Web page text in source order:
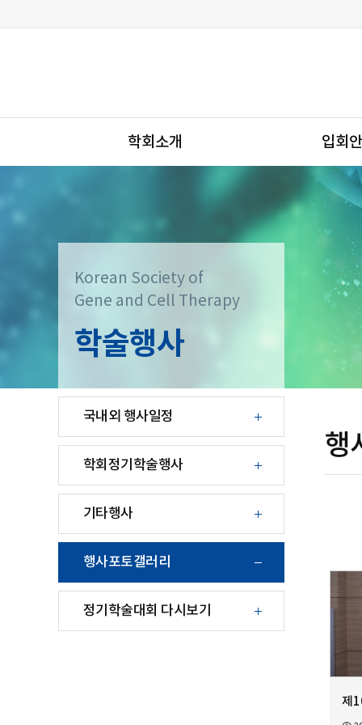
학회소개 입회
Korean Society of
Gene and Cell Therapy
학술행사
국내외 행사일정
학회정기학술행사
기타행사
행사포토갤러리
정기학술대회 다시보기
행